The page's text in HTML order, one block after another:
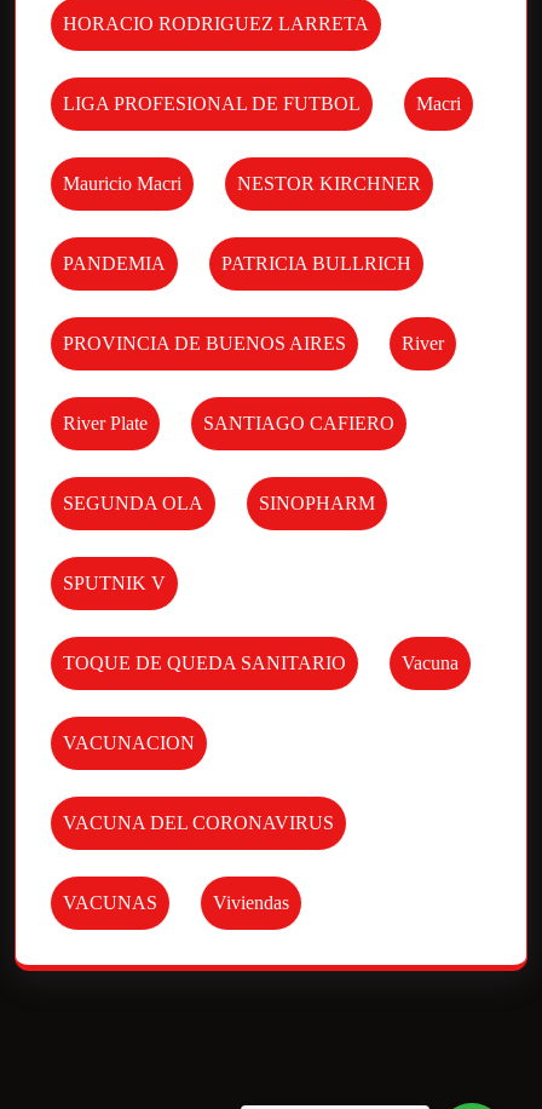
HORACIO RODRIGUEZ LARRETA
LIGA PROFESIONAL DE FUTBOL Macri
Mauricio Macri NESTOR KIRCHNER
PANDEMIA PATRICIA BULLRICH
PROVINCIA DE BUENOS AIRES River
River Plate SANTIAGO CAFIERO
SEGUNDA OLA SINOPHARM
SPUTNIK V
TOQUE DE QUEDA SANITARIO Vacuna
VACUNACION
VACUNA DEL CORONAVIRUS
VACUNAS Viviendas